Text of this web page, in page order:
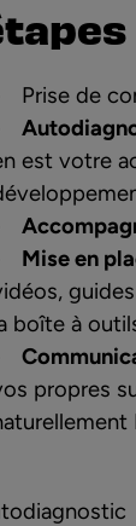
Prise de
est votre
Mise en
boîte à
propres